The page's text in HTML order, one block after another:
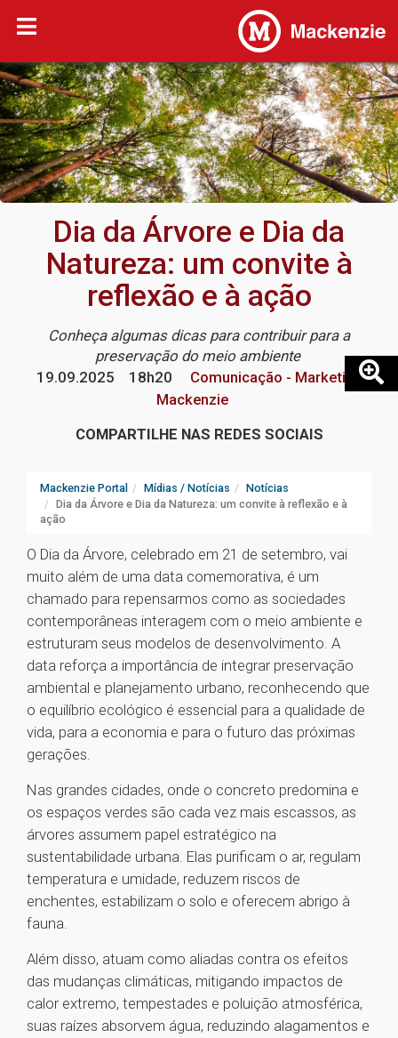
Dia da Árvore e Dia da
Natureza: um convite à
reflexão e à ação
Conheça algumas dicas para contribuir para a
preservação do meio ambiente
19.09.2025
18h20
Comunicação - Marketing
Mackenzie
COMPARTILHE NAS REDES SOCIAIS
Mackenzie Portal Mídias / Notícias
Notícias
Dia da Árvore e Dia da Natureza: um convite à reflexão e à
ação
O Dia da Árvore, celebrado em 21 de setembro, vai
muito além de uma data comemorativa, é um
chamado para repensarmos como as sociedades
contemporâneas interagem com o meio ambiente e
estruturam seus modelos de desenvolvimento. A
data reforça a importância de integrar preservação
ambiental e planejamento urbano, reconhecendo que
o equilíbrio ecológico é essencial para a qualidade de
vida, para a economia e para o futuro das próximas
gerações.
Nas grandes cidades, onde o concreto predomina e
os espaços verdes são cada vez mais escassos, as
árvores assumem papel estratégico na
sustentabilidade urbana. Elas purificam o ar, regulam
temperatura e umidade, reduzem riscos de
enchentes, estabilizam o solo e oferecem abrigo à
fauna.
Além disso, atuam como aliadas contra os efeitos
das mudanças climáticas, mitigando impactos de
calor extremo, tempestades e poluição atmosférica,
suas raízes absorvem água, reduzindo alagamentos e